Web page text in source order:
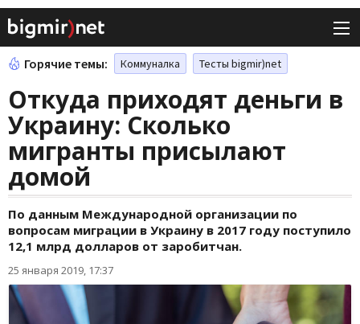
Горячие темы: Коммуналка Тесты bigmir)net
Откуда приходят деньги в
Украину: Сколько
мигранты присылают
домой
По данным Международной организации по
вопросам миграции в Украину в 2017 году поступило
12,1 млрд долларов от заробитчан.
25 января 2019, 17:37